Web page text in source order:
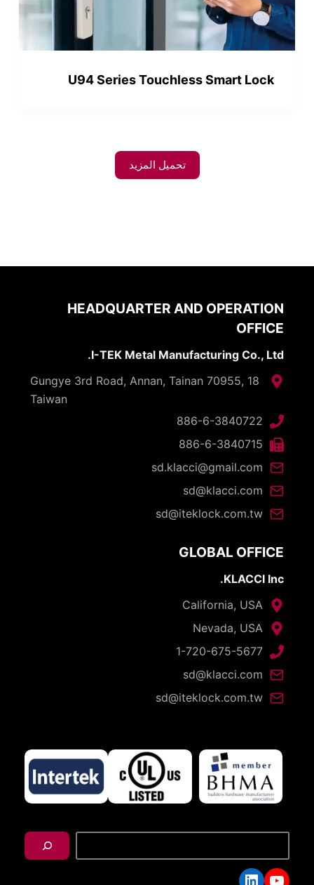
U94 Series Touchless Smart Lock
تحميل المزيد
HEADQUARTER AND OPERATION
OFFICE
I-TEK Metal Manufacturing Co., Ltd.
18 Gungye 3rd Road, Annan, Tainan 70955,
Taiwan
886-6-3840722
886-6-3840715
sd.klacci@gmail.com
sd@klacci.com
sd@iteklock.com.tw
GLOBAL OFFICE
KLACCI Inc.
California, USA
Nevada, USA
1-720-675-5677
sd@klacci.com
sd@iteklock.com.tw
YouTube
LinkedIn